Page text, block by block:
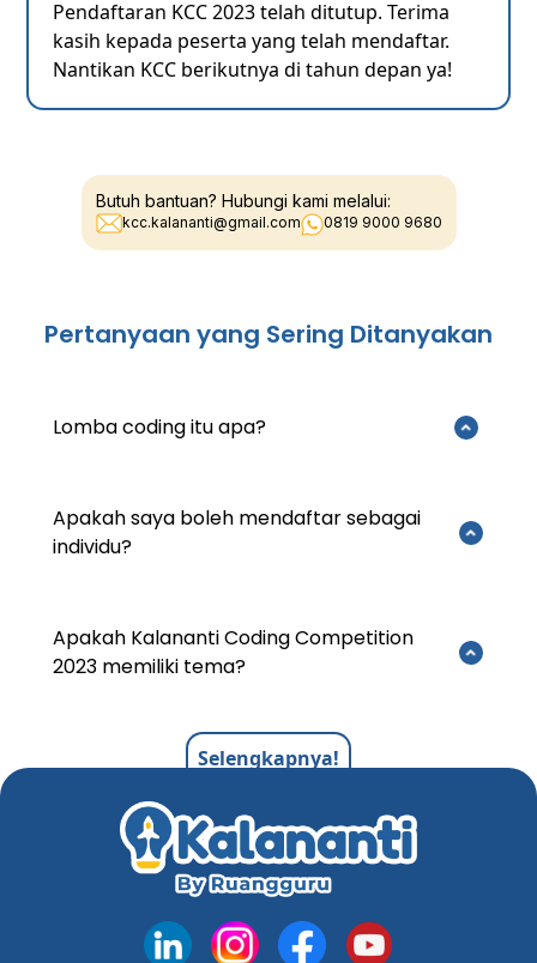
Pendaftaran KCC 2023 telah ditutup. Terima
kasih kepada peserta yang telah mendaftar.
Nantikan KCC berikutnya di tahun depan ya!
Butuh bantuan? Hubungi kami melalui:
kcc.kalananti@gmail.com 0819 9000 9680
Pertanyaan yang Sering Ditanyakan
Lomba coding itu apa?
Apakah saya boleh mendaftar sebagai
individu?
Apakah Kalananti Coding Competition
2023 memiliki tema?
Selengkapnya!